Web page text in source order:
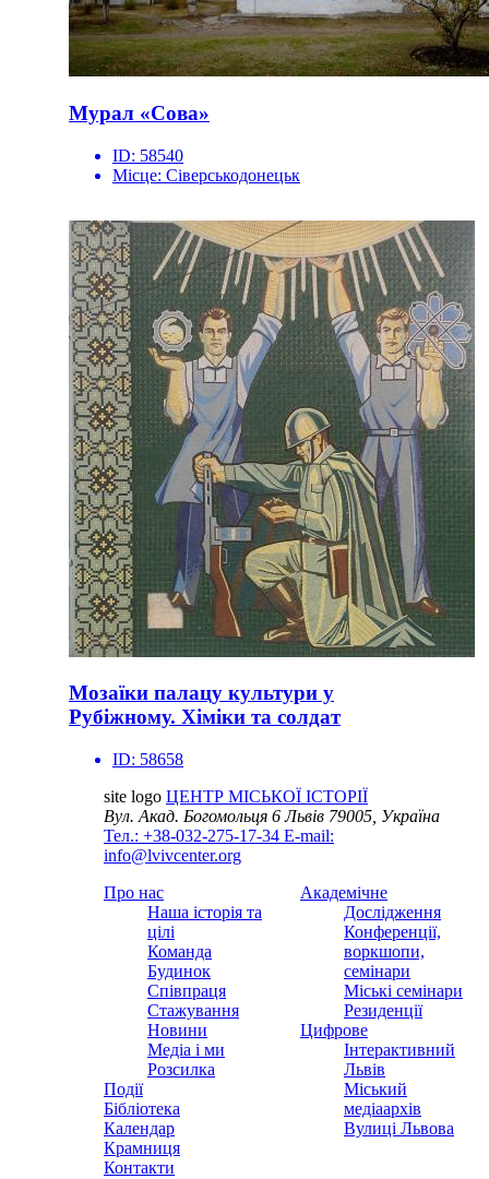
Мурал «Сова»
ID: 58540
Місце: Сіверськодонецьк
Мозаїки палацу культури у
Рубіжному. Хіміки та солдат
ID: 58658
site logo ЦЕНТР МІСЬКОЇ ІСТОРІЇ
Вул. Акад. Богомольця 6Львів 79005, Україна
Тел.: +38-032-275-17-34 E-mail:
info@lvivcenter.org
Про нас
Наша історія та
цілі
Команда
Будинок
Співпраця
Стажування
Новини
Медіа і ми
Розсилка
Події
Бібліотека
Календар
Крамниця
Контакти
Академічне
Дослідження
Конференції,
воркшопи,
семінари
Міські семінари
Резиденції
Цифрове
Інтерактивний
Львів
Міський
медіаархів
Вулиці Львова